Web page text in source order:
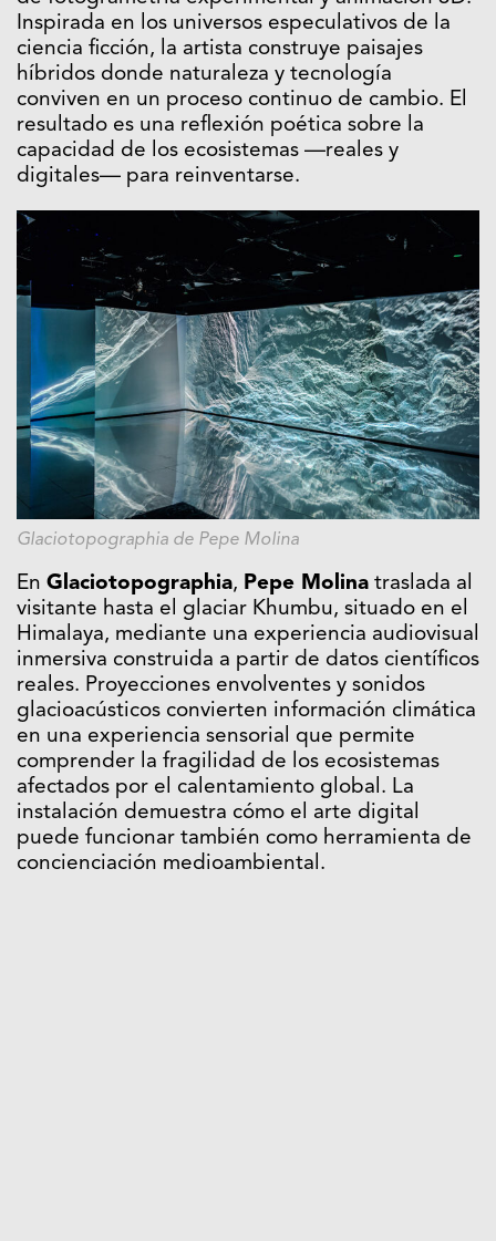
Inspirada en los universos especulativos de la
ciencia ficción, la artista construye paisajes
híbridos donde naturaleza y tecnología
conviven en un proceso continuo de cambio. El
resultado es una reflexión poética sobre la
capacidad de los ecosistemas —reales y
digitales— para reinventarse.
Glaciotopographia de Pepe Molina
En Glaciotopographia, Pepe Molina traslada al
visitante hasta el glaciar Khumbu, situado en el
Himalaya, mediante una experiencia audiovisual
inmersiva construida a partir de datos científicos
reales. Proyecciones envolventes y sonidos
glacioacústicos convierten información climática
en una experiencia sensorial que permite
comprender la fragilidad de los ecosistemas
afectados por el calentamiento global. La
instalación demuestra cómo el arte digital
puede funcionar también como herramienta de
concienciación medioambiental.